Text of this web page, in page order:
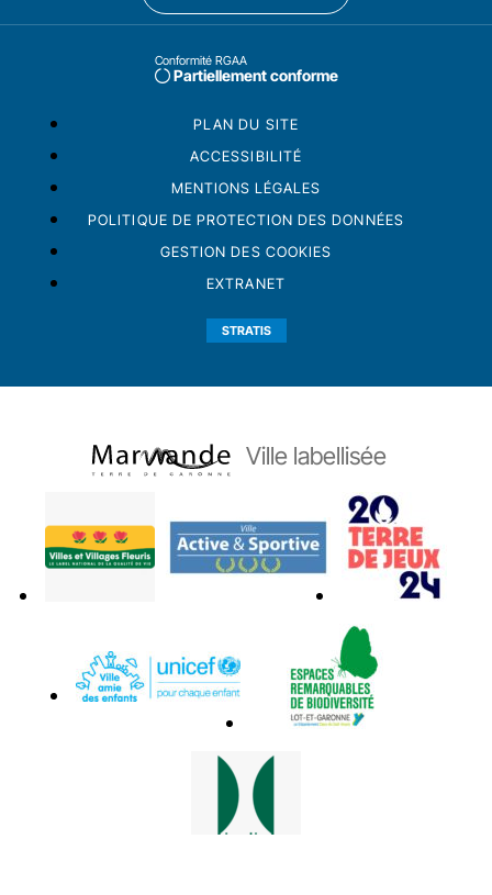
Conformité RGAA
Partiellement conforme
PLAN DU SITE
ACCESSIBILITÉ
MENTIONS LÉGALES
POLITIQUE DE PROTECTION DES DONNÉES
GESTION DES COOKIES
EXTRANET
STRATIS
Ville labellisée